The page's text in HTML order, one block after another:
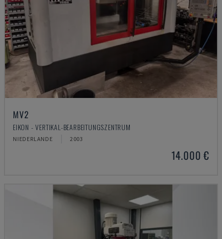
MV2
EIKON - VERTIKAL-BEARBEITUNGSZENTRUM
NIEDERLANDE 2003
14.000 €